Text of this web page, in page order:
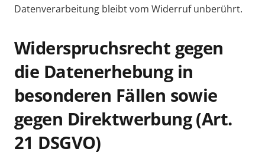
Datenverarbeitung bleibt vom Widerruf unberührt.
Widerspruchsrecht gegen
die Datenerhebung in
besonderen Fällen sowie
gegen Direktwerbung (Art.
21 DSGVO)